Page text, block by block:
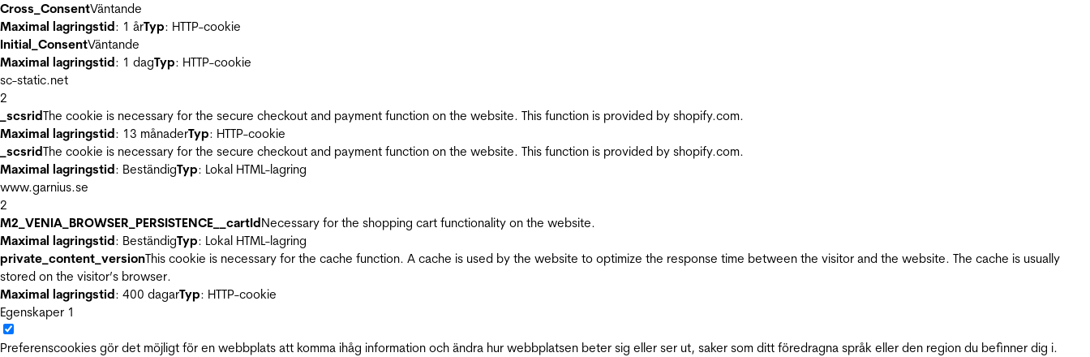
Cross_ConsentVäntande
Maximal lagringstid: 1 årTyp: HTTP-cookie
Initial_ConsentVäntande
Maximal lagringstid: 1 dagTyp: HTTP-cookie
sc-static.net
2
_scsridThe cookie is necessary for the secure checkout and payment function on the website. This function is provided by shopify.com.
Maximal lagringstid: 13 månaderTyp: HTTP-cookie
_scsridThe cookie is necessary for the secure checkout and payment function on the website. This function is provided by shopify.com.
Maximal lagringstid: BeständigTyp: Lokal HTML-lagring
www.garnius.se
2
M2_VENIA_BROWSER_PERSISTENCE__cartIdNecessary for the shopping cart functionality on the website.
Maximal lagringstid: BeständigTyp: Lokal HTML-lagring
private_content_versionThis cookie is necessary for the cache function. A cache is used by the website to optimize the response time between the visitor and the website. The cache is usually
stored on the visitor’s browser.
Maximal lagringstid: 400 dagarTyp: HTTP-cookie
Egenskaper 1
Preferenscookies gör det möjligt för en webbplats att komma ihåg information och ändra hur webbplatsen beter sig eller ser ut, saker som ditt föredragna språk eller den region du befinner dig i.